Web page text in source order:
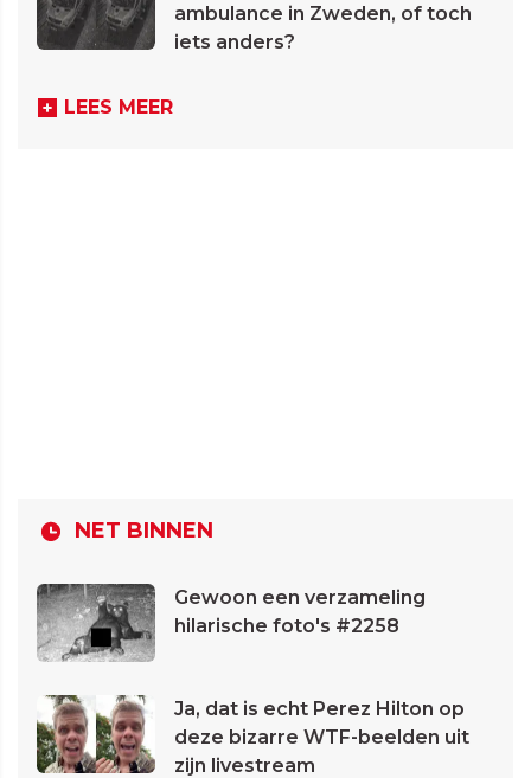
ambulance in Zweden, of toch
iets anders?
LEES MEER
NET BINNEN
Gewoon een verzameling
hilarische foto's #2258
Ja, dat is echt Perez Hilton op
deze bizarre WTF-beelden uit
zijn livestream